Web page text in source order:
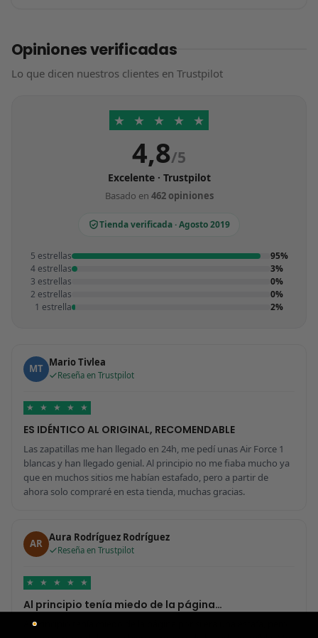
Opiniones verificadas
Lo que dicen nuestros clientes en Trustpilot
★ ★ ★ ★ ★
4,8/5
Excelente · Trustpilot
Basado en 462 opiniones
Tienda verificada · Agosto 2019
5 estrellas
95%
4 estrellas
3%
3 estrellas
0%
2 estrellas
0%
1 estrella
2%
MT Mario Tivlea
Reseña en Trustpilot
★ ★ ★ ★ ★
ES IDÉNTICO AL ORIGINAL, RECOMENDABLE
Las zapatillas me han llegado en 24h, me pedí unas Air Force 1
blancas y han llegado genial. Al principio no me fiaba mucho ya
que en muchos sitios me habían estafado, pero a partir de
ahora solo compraré en esta tienda, muchas gracias.
AR Aura Rodríguez Rodríguez
Reseña en Trustpilot
★ ★ ★ ★ ★
Al principio tenía miedo de la página…
Al principio tenía miedo de la página por si era una estafa, pero